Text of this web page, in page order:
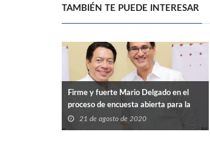
TAMBIÉN TE PUEDE INTERESAR
Firme y fuerte Mario Delgado en el
proceso de encuesta abierta para la
dirigencia de morena.
21 de agosto de 2020